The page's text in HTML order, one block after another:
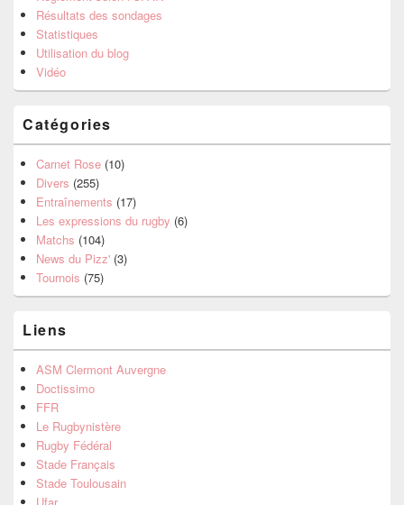
Résultats des sondages
Statistiques
Utilisation du blog
Vidéo
Catégories
Carnet Rose (10)
Divers (255)
Entraînements (17)
Les expressions du rugby (6)
Matchs (104)
News du Pizz' (3)
Tournois (75)
Liens
ASM Clermont Auvergne
Doctissimo
FFR
Le Rugbynistère
Rugby Fédéral
Stade Français
Stade Toulousain